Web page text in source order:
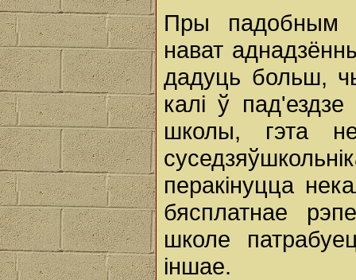
Пры падобным
нават
дадуць больш,
калі ў
школы, гэта
перакінуцца
бясплатнае
школе
іншае.